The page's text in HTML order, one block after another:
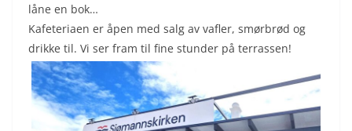
låne en bok…
Kafeteriaen er åpen med salg av vafler, smørbrød og
drikke til. Vi ser fram til fine stunder på terrassen!